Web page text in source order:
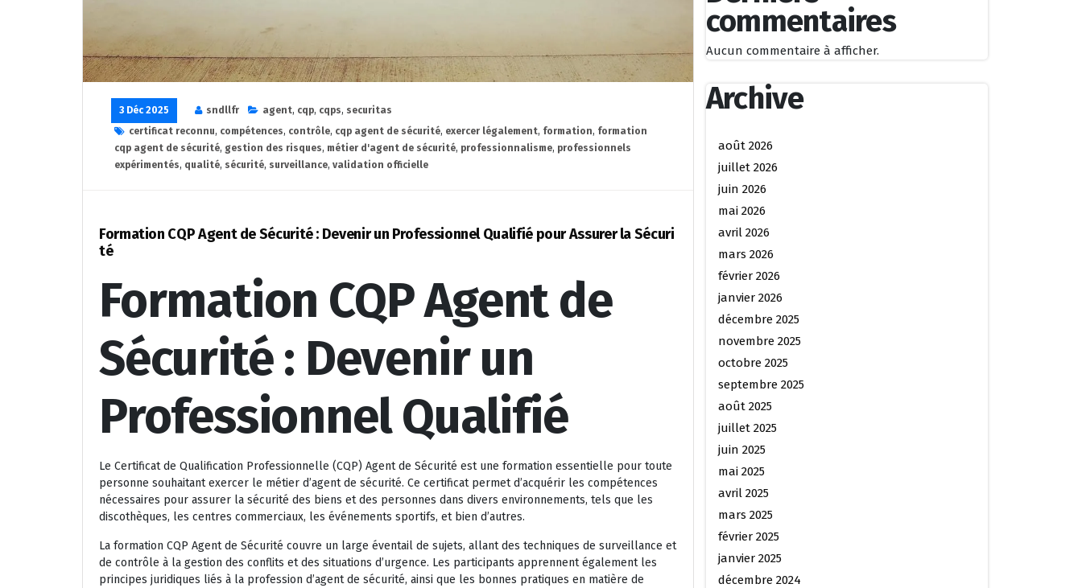
3 Déc 2025 sndllfr agent, cqp, cqps, securitas
certificat reconnu, compétences, contrôle, cqp agent de sécurité, exercer légalement, formation, formation
cqp agent de sécurité, gestion des risques, métier d'agent de sécurité, professionnalisme, professionnels
expérimentés, qualité, sécurité, surveillance, validation officielle
Formation CQP Agent de Sécurité : Devenir un Professionnel Qualifié pour Assurer la Sécuri
té
Formation CQP Agent de
Sécurité : Devenir un
Professionnel Qualifié
Le Certificat de Qualification Professionnelle (CQP) Agent de Sécurité est une formation essentielle pour toute
personne souhaitant exercer le métier d’agent de sécurité. Ce certificat permet d’acquérir les compétences
nécessaires pour assurer la sécurité des biens et des personnes dans divers environnements, tels que les
discothèques, les centres commerciaux, les événements sportifs, et bien d’autres.
La formation CQP Agent de Sécurité couvre un large éventail de sujets, allant des techniques de surveillance et
de contrôle à la gestion des conflits et des situations d’urgence. Les participants apprennent également les
principes juridiques liés à la profession d’agent de sécurité, ainsi que les bonnes pratiques en matière de
commentaires
Aucun commentaire à afficher.
Archive
août 2026
juillet 2026
juin 2026
mai 2026
avril 2026
mars 2026
février 2026
janvier 2026
décembre 2025
novembre 2025
octobre 2025
septembre 2025
août 2025
juillet 2025
juin 2025
mai 2025
avril 2025
mars 2025
février 2025
janvier 2025
décembre 2024